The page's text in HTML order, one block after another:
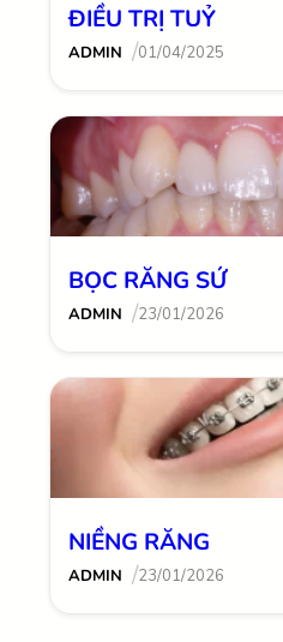
ĐIỀU TRỊ TUỶ
ADMIN /01/04/2025
BỌC RĂNG SỨ
ADMIN /23/01/2026
NIỀNG RĂNG
ADMIN /23/01/2026